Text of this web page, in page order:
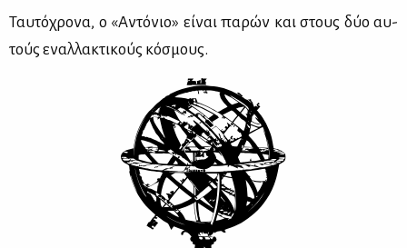
Ταυ­τό­χρο­να, ο «Αντό­νιο» εί­ναι πα­ρών και στους δύο αυ­
τούς εναλ­λα­κτι­κούς κό­σμους.